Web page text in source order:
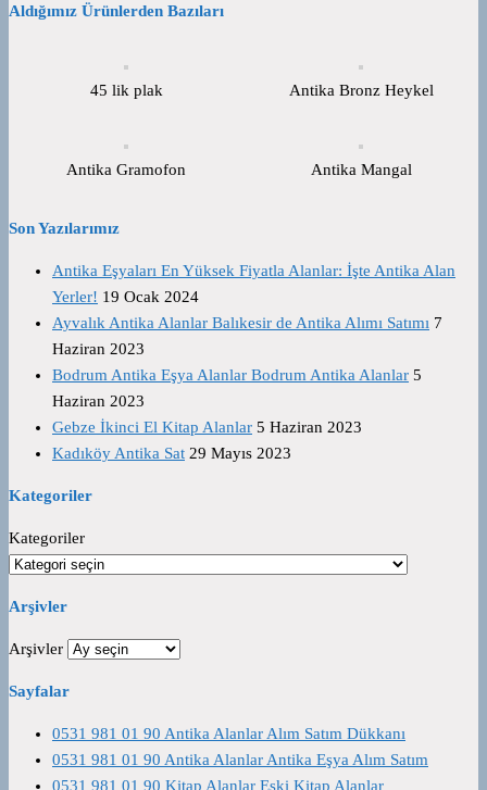
Aldığımız Ürünlerden Bazıları
45 lik plak Antika Bronz Heykel
Antika Gramofon Antika Mangal
Son Yazılarımız
Antika Eşyaları En Yüksek Fiyatla Alanlar: İşte Antika Alan
Yerler! 19 Ocak 2024
Ayvalık Antika Alanlar Balıkesir de Antika Alımı Satımı 7
Haziran 2023
Bodrum Antika Eşya Alanlar Bodrum Antika Alanlar 5
Haziran 2023
Gebze İkinci El Kitap Alanlar 5 Haziran 2023
Kadıköy Antika Sat 29 Mayıs 2023
Kategoriler
Kategoriler
Arşivler
Arşivler
Sayfalar
0531 981 01 90 Antika Alanlar Alım Satım Dükkanı
0531 981 01 90 Antika Alanlar Antika Eşya Alım Satım
0531 981 01 90 Kitap Alanlar Eski Kitap Alanlar